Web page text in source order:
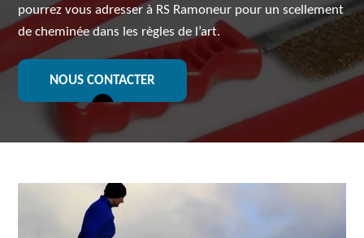
pourrez vous adresser à RS Ramoneur pour un scellement
de cheminée dans les règles de l’art.
NOUS CONTACTER